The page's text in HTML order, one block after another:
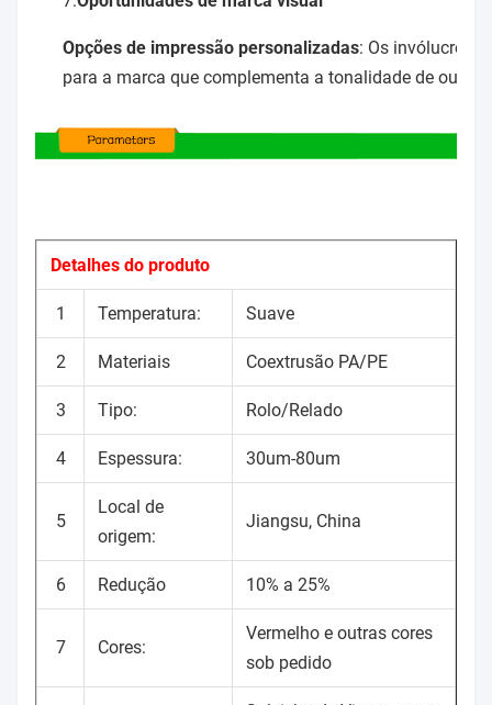
Opções de impressão personalizadas: Os invólucros
para a marca que complementa a tonalidade de ouro.
Detalhes do produto
1 Temperatura: Suave
2 Materiais Coextrusão PA/PE
3 Tipo: Rolo/Relado
4 Espessura: 30um-80um
5
Local de
origem:
Jiangsu, China
6 Redução 10% a 25%
7 Cores:
Vermelho e outras cores
sob pedido